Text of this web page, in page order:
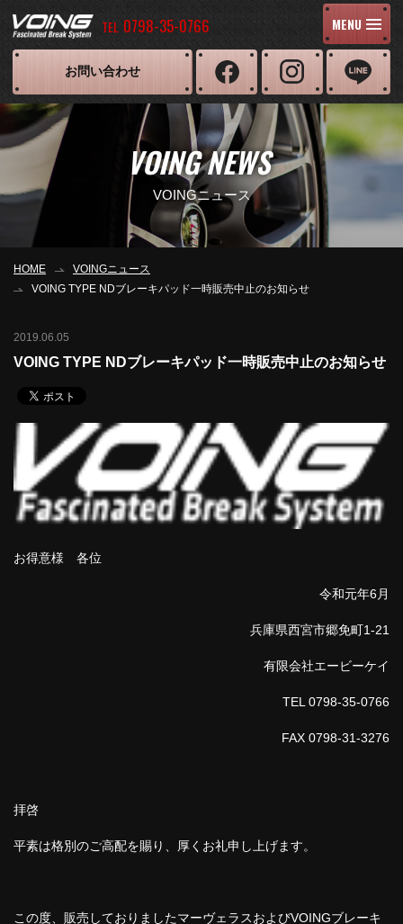
TEL 0798-35-0766 MENU
お問い合わせ
VOING NEWS
VOINGニュース
HOME
VOINGニュース
VOING TYPE NDブレーキパッド一時販売中止のお知らせ
2019.06.05
VOING TYPE NDブレーキパッド一時販売中止のお知らせ
お得意様 各位
令和元年6月
兵庫県西宮市郷免町1-21
有限会社エービーケイ
TEL 0798-35-0766
FAX 0798-31-3276
拝啓
平素は格別のご高配を賜り、厚くお礼申し上げます。
この度、販売しておりましたマーヴェラスおよびVOINGブレーキ